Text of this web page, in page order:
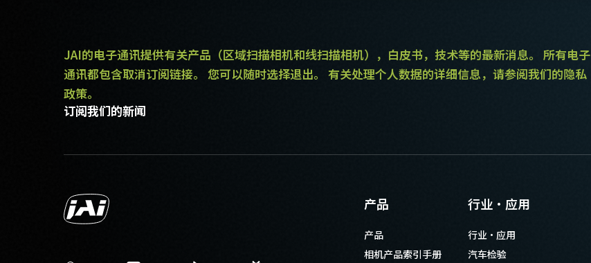
JAI的电子通讯提供有关产品（区域扫描相机和线扫描相机），白皮书，技术等的最新消息。 所有电子
通讯都包含取消订阅链接。 您可以随时选择退出。 有关处理个人数据的详细信息，请参阅我们的隐私
政策。
订阅我们的新闻
产品
产品
相机产品索引手册
行业·应用
行业·应用
汽车检验